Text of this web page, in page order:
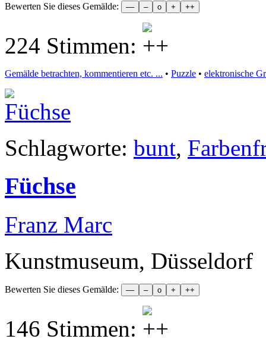
Bewerten Sie dieses Gemälde:
224 Stimmen:
Gemälde betrachten, kommentieren etc. ... • Puzzle • elektronische
Schlagworte: bunt,
Füchse
Franz Marc
Kunstmuseum, Düsseldorf
Bewerten Sie dieses Gemälde:
146 Stimmen: